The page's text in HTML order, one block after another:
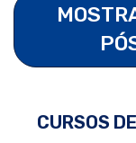
CURSOS